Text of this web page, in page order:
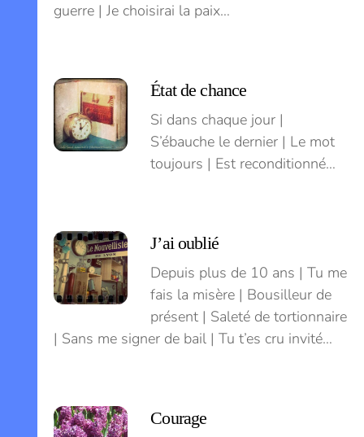
guerre | Je choisirai la paix…
État de chance
Si dans chaque jour |
S’ébauche le dernier | Le mot
toujours | Est reconditionné…
J’ai oublié
Depuis plus de 10 ans | Tu me
fais la misère | Bousilleur de
présent | Saleté de tortionnaire
| Sans me signer de bail | Tu t’es cru invité…
Courage